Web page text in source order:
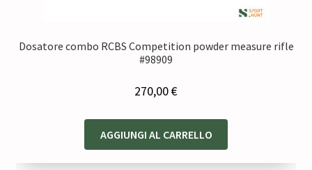
Dosatore combo RCBS Competition powder measure rifle
#98909
270,00€
AGGIUNGI AL CARRELLO